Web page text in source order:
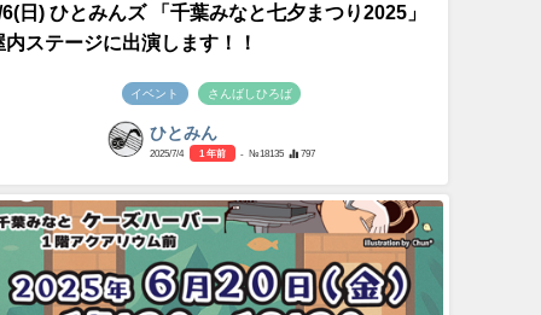
日) ひとみんズ 「千葉みなと七夕まつり2025」
内ステージに出演します！！
イベント さんばしひろば
ひとみん
2025/7/4 1 年前 - №18135 797